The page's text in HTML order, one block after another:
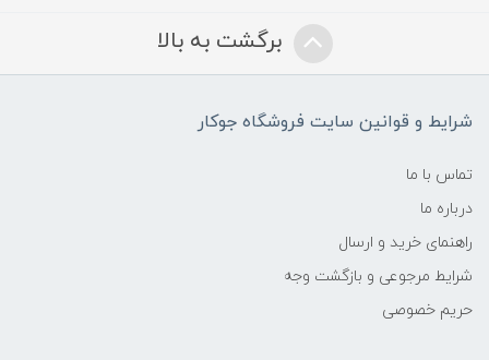
برگشت به بالا
شرایط و قوانین سایت فروشگاه جوکار
تماس با ما
درباره ما
راهنمای خرید و ارسال
شرایط مرجوعی و بازگشت وجه
حریم خصوصی